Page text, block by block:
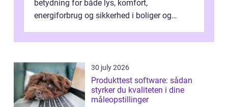
betydning for både lys, komfort,
energiforbrug og sikkerhed i boliger og
30 july 2026
Produkttest software: sådan
styrker du kvaliteten i dine
måleopstillinger